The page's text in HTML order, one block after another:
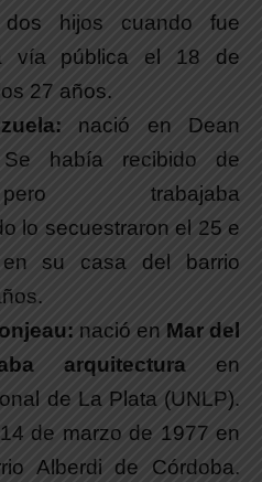
hijos cuando fue
vía pública el 18 de
27 años.
nació en Dean
Se había recibido de
trabajaba
lo secuestraron el 25 e
su casa del barrio
nació en Mar del
arquitectura en
de La Plata (UNLP).
de marzo de 1977 en
Alberdi de Córdoba.